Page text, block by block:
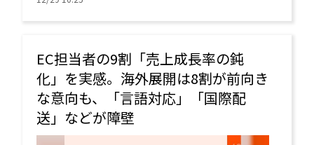
EC担当者の9割「売上成長率の鈍
化」を実感。海外展開は8割が前向き
な意向も、「言語対応」「国際配
送」などが障壁